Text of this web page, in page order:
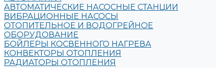
АВТОМАТИЧЕСКИЕ НАСОСНЫЕ СТАНЦИИ
ВИБРАЦИОННЫЕ НАСОСЫ
ОТОПИТЕЛЬНОЕ И ВОДОГРЕЙНОЕ
ОБОРУДОВАНИЕ
БОЙЛЕРЫ КОСВЕННОГО НАГРЕВА
КОНВЕКТОРЫ ОТОПЛЕНИЯ
РАДИАТОРЫ ОТОПЛЕНИЯ